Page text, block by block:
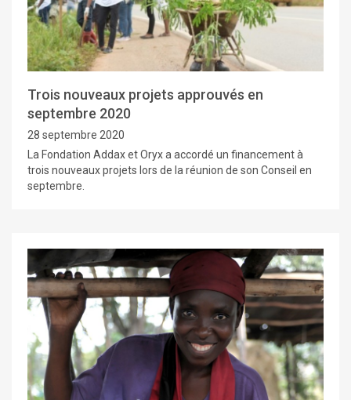
Trois nouveaux projets approuvés en
septembre 2020
28 septembre 2020
La Fondation Addax et Oryx a accordé un financement à
trois nouveaux projets lors de la réunion de son Conseil en
septembre.